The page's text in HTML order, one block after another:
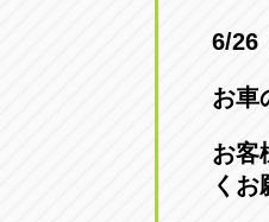
愛知県尾張
アップル岩
愛知県岩倉
オートフレ
6/26
お車
お客
く